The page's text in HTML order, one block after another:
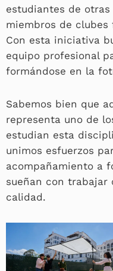
estudiantes de
miembros de
Con esta iniciativa
equipo profesional
formándose en la
Sabemos bien que
representa uno de
estudian esta
unimos esfuerzos
acompañamiento a
sueñan con
calidad.